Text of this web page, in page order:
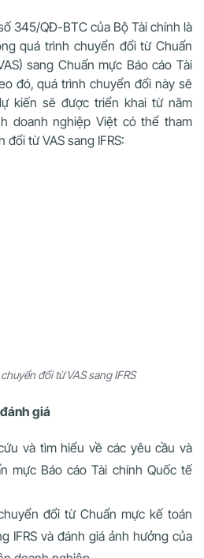
345/QĐ-BTC của Bộ Tài chính là
quá trình chuyển đổi từ Chuẩn
sang Chuẩn mực Báo cáo Tài
đó, quá trình chuyển đổi này sẽ
kiến sẽ được triển khai từ năm
doanh nghiệp Việt có thể tham
từ VAS sang IFRS:
đổi từ VAS sang IFRS
giá
và tìm hiểu về các yêu cầu và
mực Báo cáo Tài chính Quốc tế
đổi từ Chuẩn mực kế toán
IFRS và đánh giá ảnh hưởng của